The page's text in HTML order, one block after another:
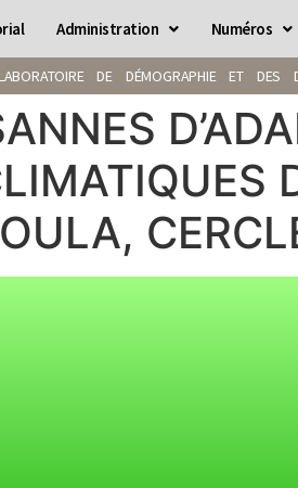
Administration Numéros
DE DÉMOGRAPHIE ET DES